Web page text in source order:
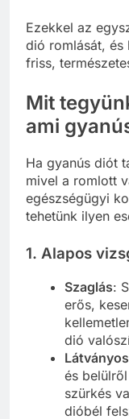
Ezekkel az
dió romlását, és
friss,
Mit
ami
Ha gyanús diót
mivel a romlott
egészségügyi
tehetünk ilyen
1. Alapos
Szaglás:
erős,
dió
és
szürkés
dióbél